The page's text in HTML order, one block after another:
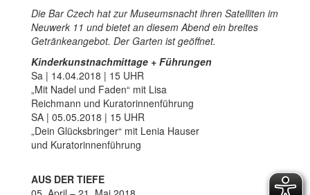
Die Bar Czech hat zur Museumsnacht ihren Satelliten im
Neuwerk 11 und bietet an diesem Abend ein breites
Getränkeangebot. Der Garten ist geöffnet.
Kinderkunstnachmittage + Führungen
Sa | 14.04.2018 | 15 UHR
„Mit Nadel und Faden“ mit Lisa
Reichmann und Kuratorinnenführung
SA | 05.05.2018 | 15 UHR
„Dein Glücksbringer“ mit Lenia Hauser
und Kuratorinnenführung
AUS DER TIEFE